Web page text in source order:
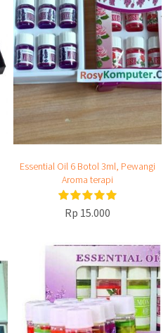
Essential Oil 6 Botol 3ml, Pewangi
Aroma terapi
Rp 15.000